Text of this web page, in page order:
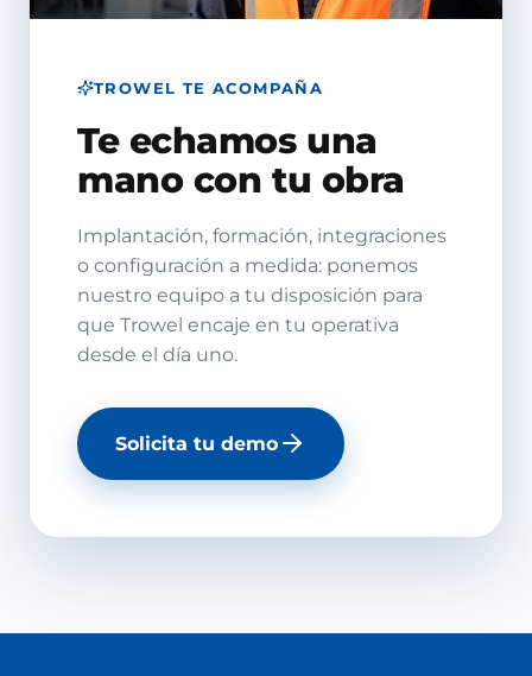
TROWEL TE ACOMPAÑA
Te echamos una
mano con tu obra
Implantación, formación, integraciones
o configuración a medida: ponemos
nuestro equipo a tu disposición para
que Trowel encaje en tu operativa
desde el día uno.
Solicita tu demo